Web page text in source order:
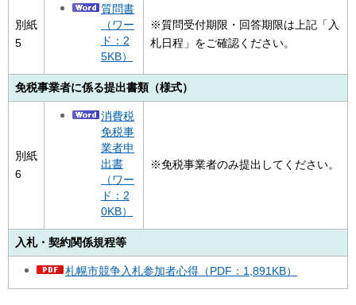
別紙
5
質問書
（ワー
ド：2
5KB）
※質問受付期限・回答期限は上記「入
札日程」をご確認ください。
免税事業者に係る提出書類（様式）
別紙
6
消費税
免税事
業者申
出書
（ワー
ド：2
0KB）
※免税事業者のみ提出してください。
入札・契約関係規程等
札幌市競争入札参加者心得（PDF：1,891KB）